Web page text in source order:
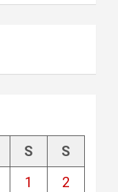
S
S
1
2